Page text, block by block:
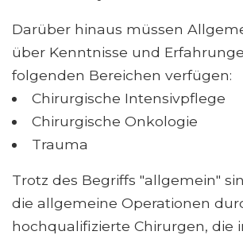
Darüber hinaus müssen
über Kenntnisse und
folgenden Bereichen verfügen:
Chirurgische Intensivpflege
Chirurgische Onkologie
Trauma
Trotz des Begriffs "allgemein"
die allgemeine Operationen
hochqualifizierte Chirurgen, die